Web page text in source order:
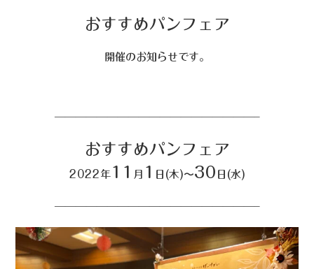
おすすめパンフェア
開催のお知らせです。
———————————————————–
おすすめパンフェア
2022年11 月 1 日(木)〜30 日(水)
———————————————————–